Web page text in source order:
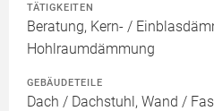
TÄTIGKEITEN
Beratung, Kern- /
Hohlraumdämmung
GEBÄUDETEILE
Dach / Dachstuhl, Wand /